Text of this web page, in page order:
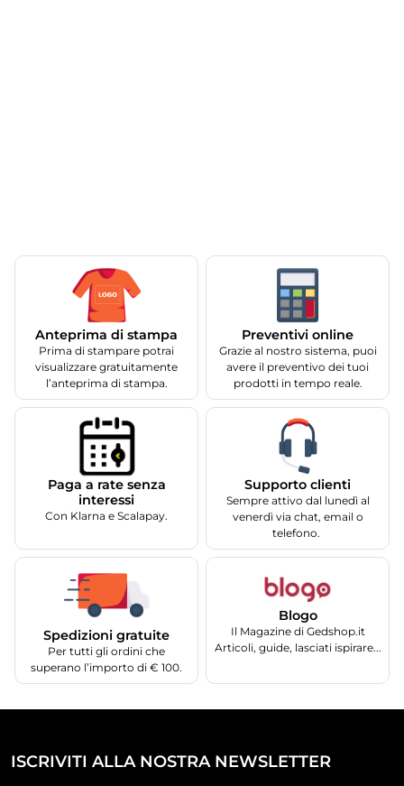
Anteprima di stampa
Prima di stampare potrai
visualizzare gratuitamente
l’anteprima di stampa.
Preventivi online
Grazie al nostro sistema, puoi
avere il preventivo dei tuoi
prodotti in tempo reale.
Paga a rate senza
interessi
Con Klarna e Scalapay.
Supporto clienti
Sempre attivo dal lunedì al
venerdì via chat, email o
telefono.
Spedizioni gratuite
Per tutti gli ordini che
superano l’importo di € 100.
Blogo
Il Magazine di Gedshop.it
Articoli, guide, lasciati ispirare...
ISCRIVITI ALLA NOSTRA NEWSLETTER